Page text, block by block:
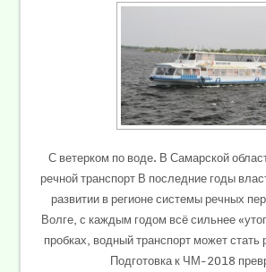
С ветерком по воде. В Самарской
речной транспорт В последние годы
развитии в регионе системы речных
Волге, с каждым годом всё сильнее
пробках, водный транспорт может
Подготовка к ЧМ-2018